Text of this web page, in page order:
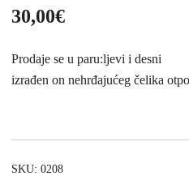
30,00€
Prodaje se u paru:ljevi i desni
izrađen on nehrđajućeg čelika
SKU: 0208